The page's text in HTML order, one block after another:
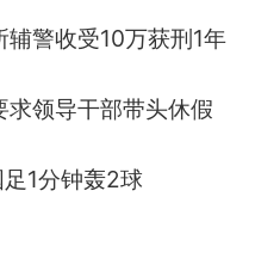
辅警收受10万获刑1年
求领导干部带头休假
1分钟轰2球